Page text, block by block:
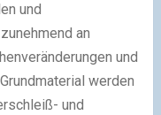
und
an
und
werden
und